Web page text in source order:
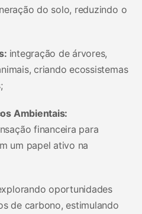
do solo, reduzindo o
integração de árvores,
criando ecossistemas
Ambientais:
financeira para
um papel ativo na
oportunidades
de carbono, estimulando